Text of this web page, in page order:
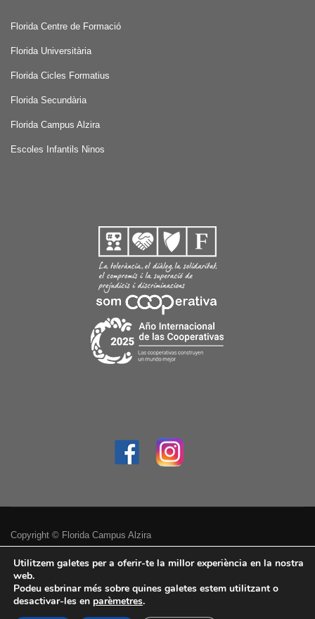
Florida Centre de Formació
Florida Universitària
Florida Cicles Formatius
Florida Secundària
Florida Campus Alzira
Escoles Infantils Ninos
Copyright © Florida Campus Alzira
Política de privacitat
Avís legal
Accessibilitat
Utilitzem galetes per a oferir-te la millor experiència en la nostra
web.
Podeu esbrinar més sobre quines galetes estem utilitzant o
desactivar-les en parèmetres.